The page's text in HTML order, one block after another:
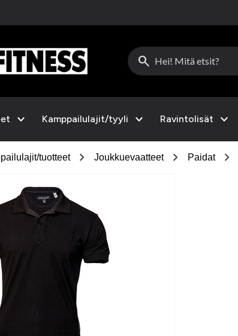
search
expand_more Kamppailulajit/tyyli expand_more Ravintolisät expand_more
tuotteet chevron_right Joukkuevaatteet chevron_right Paidat chevron_right